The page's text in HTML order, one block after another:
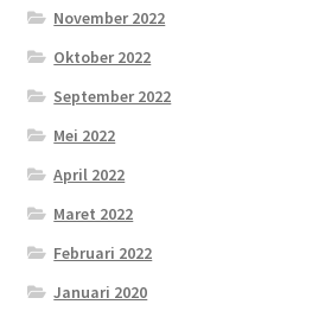
November 2022
Oktober 2022
September 2022
Mei 2022
April 2022
Maret 2022
Februari 2022
Januari 2020